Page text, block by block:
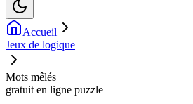
Accueil
Jeux de logique
Mots mêlés
gratuit en ligne puzzle